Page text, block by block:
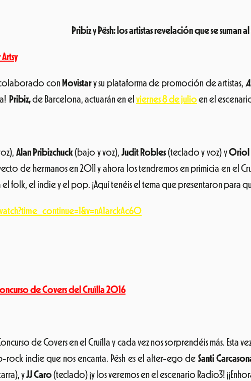
Pribiz y Pësh: los artistas revelación que se suman
con Movistary su plataforma de promoción de artistas,
Pribiz,de Barcelona, actuarán en el viernes 8 de julio en el
Alan Pribizchuck(bajo y voz), Judit Robles (teclado y voz) yOriol
de hermanos en 2011 y ahora los tendremos en primicia en el
folk, el indie y el pop. ¡Aquí tenéis el tema que presentaron para
de Covers del Cruïlla 2016
de Covers en el Cruïlla y cada vez nos sorprendéis más. Esta
rock indie que nos encanta. Pësh es el alter-ego de Santi
yJJ Caro(teclado) ¡y los veremos en el escenario Radio3!